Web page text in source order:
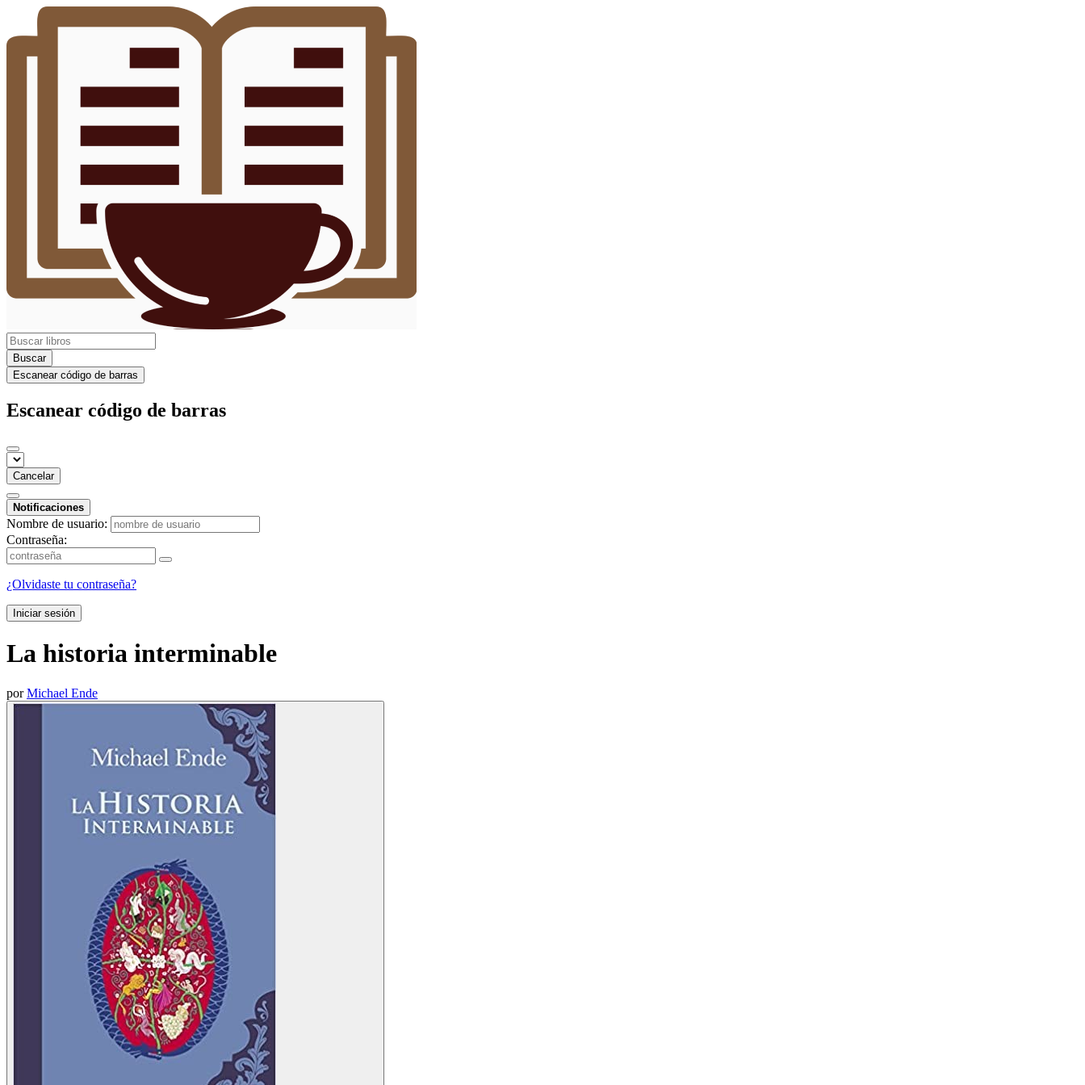
Buscar
Escanear código de barras
Escanear código de barras
Cancelar
Notificaciones
Nombre de usuario:
Contraseña:
¿Olvidaste tu contraseña?
Iniciar sesión
La historia interminable
porMichael Ende